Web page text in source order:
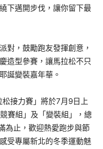
下邁開步伐，讓你留下最
對，鼓勵跑友發揮創意，
造型參賽，讓馬拉松不只
誕變裝嘉年華。
松接力賽」將於7月9日上
賽組」及「變裝組」，總
為止，歡迎熱愛跑步與節
受專屬新北的冬季運動魅